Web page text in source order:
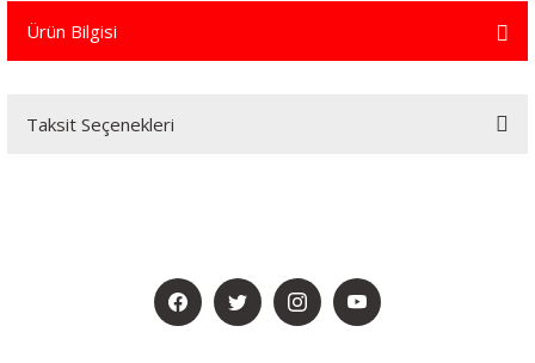
Ürün Bilgisi
Taksit Seçenekleri